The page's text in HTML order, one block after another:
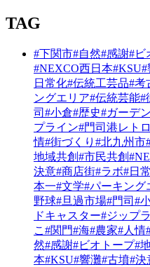
TAG
#下関市#自然#感謝#ビ
#NEXCO西日本#KSU#
日常化#伝統工芸品#考
ングエリア#伝統芸能#
司 #小倉#歴史#ガーデ
プライン#門司港レトロ
情#街づくり #北九州市
地域共創#市民共創
決意#商店街#ラボ#日
本一#文学#パーキング
野球#旦過市場#門司 #
ドキャスター#ジップ
こ #関門#海#農家#人情
然#感謝#ビオトープ#
本#KSU#響灘#古墳#決